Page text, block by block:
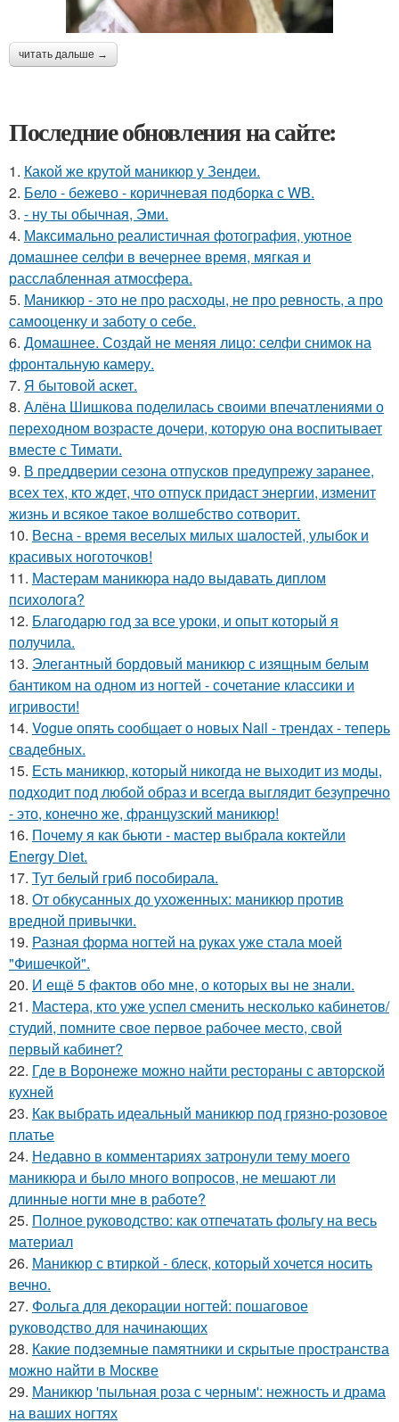
читать дальше →
Последние обновления на сайте:
1. Какой же крутой маникюр у Зендеи.
2. Бело - бежево - коричневая подборка с WB.
3. - ну ты обычная, Эми.
4. Максимально реалистичная фотография, уютное
домашнее селфи в вечернее время, мягкая и
расслабленная атмосфера.
5. Маникюр - это не про расходы, не про ревность, а про
самооценку и заботу о себе.
6. Домашнее. Создай не меняя лицо: селфи снимок на
фронтальную камеру.
7. Я бытовой аскет.
8. Алёна Шишкова поделилась своими впечатлениями о
переходном возрасте дочери, которую она воспитывает
вместе с Тимати.
9. В преддверии сезона отпусков предупрежу заранее,
всех тех, кто ждет, что отпуск придаст энергии, изменит
жизнь и всякое такое волшебство сотворит.
10. Весна - время веселых милых шалостей, улыбок и
красивых ноготочков!
11. Мастерам маникюра надо выдавать диплом
психолога?
12. Благодарю год за все уроки, и опыт который я
получила.
13. Элегантный бордовый маникюр с изящным белым
бантиком на одном из ногтей - сочетание классики и
игривости!
14. Vogue опять сообщает о новых Nail - трендах - теперь
свадебных.
15. Есть маникюр, который никогда не выходит из моды,
подходит под любой образ и всегда выглядит безупречно
- это, конечно же, французский маникюр!
16. Почему я как бьюти - мастер выбрала коктейли
Energy Diet.
17. Тут белый гриб пособирала.
18. От обкусанных до ухоженных: маникюр против
вредной привычки.
19. Разная форма ногтей на руках уже стала моей
"Фишечкой".
20. И ещё 5 фактов обо мне, о которых вы не знали.
21. Мастера, кто уже успел сменить несколько кабинетов/
студий, помните свое первое рабочее место, свой
первый кабинет?
22. Где в Воронеже можно найти рестораны с авторской
кухней
23. Как выбрать идеальный маникюр под грязно-розовое
платье
24. Недавно в комментариях затронули тему моего
маникюра и было много вопросов, не мешают ли
длинные ногти мне в работе?
25. Полное руководство: как отпечатать фольгу на весь
материал
26. Маникюр с втиркой - блеск, который хочется носить
вечно.
27. Фольга для декорации ногтей: пошаговое
руководство для начинающих
28. Какие подземные памятники и скрытые пространства
можно найти в Москве
29. Маникюр 'пыльная роза с черным': нежность и драма
на ваших ногтях